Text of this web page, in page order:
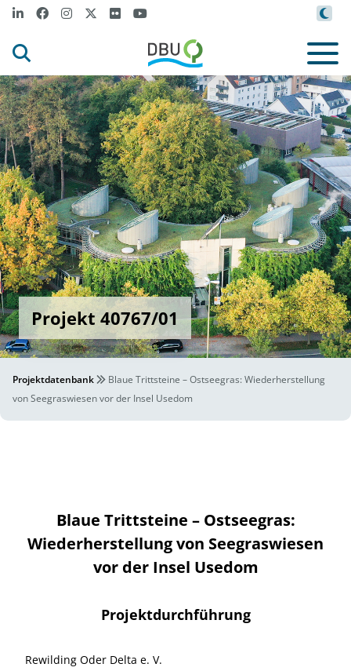
Projekt 40767/01
Projektdatenbank
Blaue Trittsteine – Ostseegras: Wiederherstellung
von Seegraswiesen vor der Insel Usedom
Blaue Trittsteine – Ostseegras:
Wiederherstellung von Seegraswiesen
vor der Insel Usedom
Projektdurchführung
Rewilding Oder Delta e. V.